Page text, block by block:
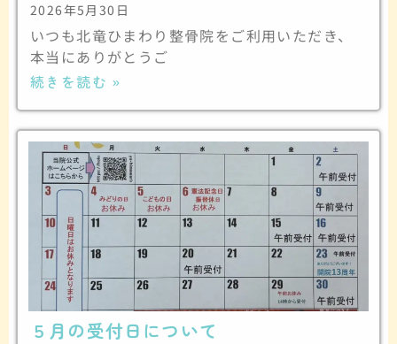
2026年5月30日
いつも北竜ひまわり整骨院をご利用いただき、
本当にありがとうご
続きを読む »
５月の受付日について